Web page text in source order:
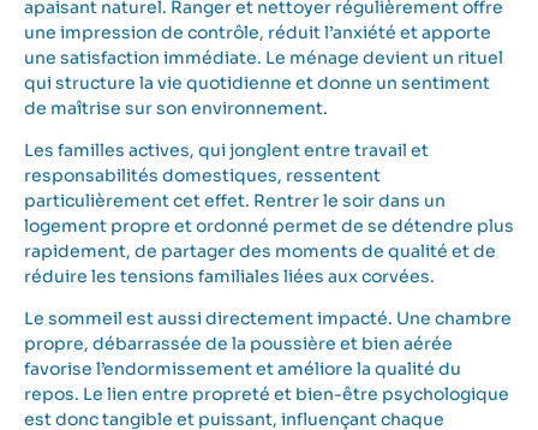
apaisant naturel. Ranger et nettoyer régulièrement offre
une impression de contrôle, réduit l’anxiété et apporte
une satisfaction immédiate. Le ménage devient un rituel
qui structure la vie quotidienne et donne un sentiment
de maîtrise sur son environnement.
Les familles actives, qui jonglent entre travail et
responsabilités domestiques, ressentent
particulièrement cet effet. Rentrer le soir dans un
logement propre et ordonné permet de se détendre plus
rapidement, de partager des moments de qualité et de
réduire les tensions familiales liées aux corvées.
Le sommeil est aussi directement impacté. Une chambre
propre, débarrassée de la poussière et bien aérée
favorise l’endormissement et améliore la qualité du
repos. Le lien entre propreté et bien-être psychologique
est donc tangible et puissant, influençant chaque